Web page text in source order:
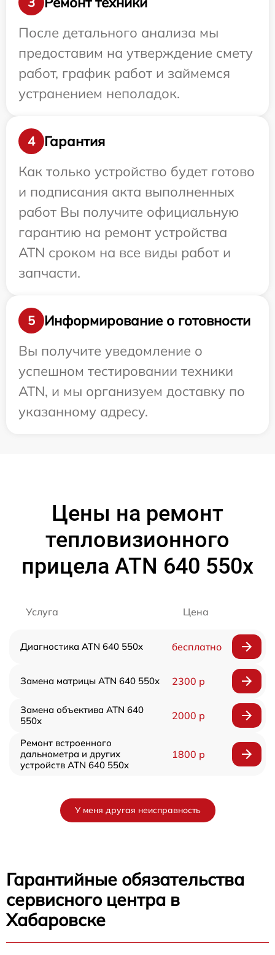
После детального анализа мы
предоставим на утверждение смету
работ, график работ и займемся
устранением неполадок.
4
Гарантия
Как только устройство будет готово
и подписания акта выполненных
работ Вы получите официальную
гарантию на ремонт устройства
ATN сроком на все виды работ и
запчасти.
5
Информирование о готовности
Вы получите уведомление о
успешном тестировании техники
ATN, и мы организуем доставку по
указанному адресу.
Цены на ремонт
тепловизионного
прицела ATN 640 550x
Услуга Цена
Диагностика ATN 640 550x бесплатно
Замена матрицы ATN 640 550x 2300 р
Замена объектива ATN 640
550x
2000 р
Ремонт встроенного
дальнометра и других
устройств ATN 640 550x
1800 р
У меня другая неисправность
Гарантийные обязательства
сервисного центра в
Хабаровске